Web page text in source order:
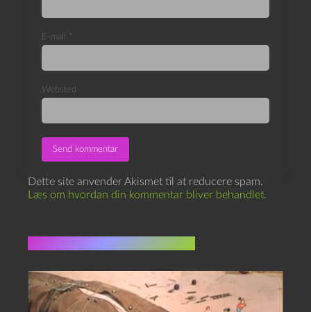
E-mail *
Websted
Dette site anvender Akismet til at reducere spam.
Læs om hvordan din kommentar bliver behandlet.